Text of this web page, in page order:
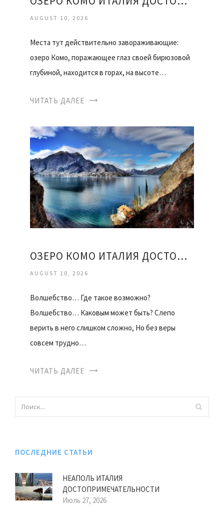
AUGUST 10, 2026
Места тут действительно завораживающие:
озеро Комо, поражающее глаз своей бирюзовой
глубиной, находится в горах, на высоте…
ЧИТАТЬ ДАЛЕЕ
ОЗЕРО КОМО ИТАЛИЯ ДОСТОПРИМЕЧАТЕЛЬНОСТИ
AUGUST 10, 2026
Волшебство… Где такое возможно?
Волшебство… Каковым может быть? Слепо
верить в него слишком сложно, Но без веры
совсем трудно…
ЧИТАТЬ ДАЛЕЕ
ПОСЛЕДНИЕ СТАТЬИ
НЕАПОЛЬ ИТАЛИЯ
ДОСТОПРИМЕЧАТЕЛЬНОСТИ
Июль 27, 2026